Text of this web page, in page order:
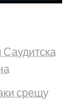
срещу